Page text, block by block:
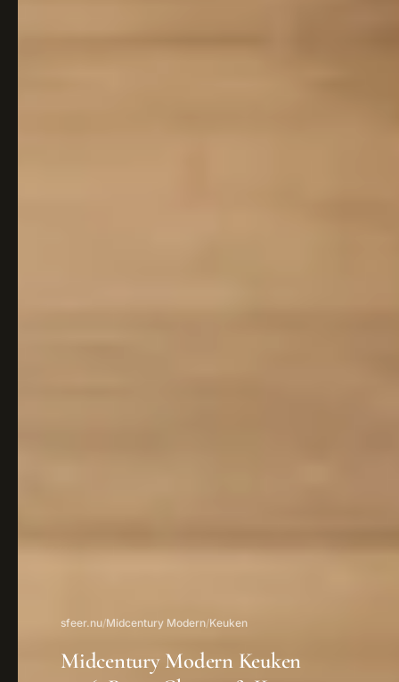
sfeer.nu/Midcentury Modern/Keuken
Midcentury Modern Keuken